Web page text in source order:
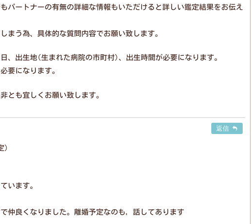
パートナーの有無の詳細な情報もいただけると詳しい鑑定結果をお伝え
まう為、具体的な質問内容でお願い致します。
、出生地(生まれた病院の市町村)、出生時間が必要になります。
要になります。
とも宜しくお願い致します。
返信
います。
仲良くなりました。離婚予定なのも，話してあります